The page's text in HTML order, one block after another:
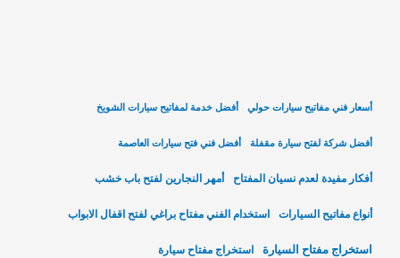
أسعار فني مفاتيح سيارات حولي أفضل خدمة لمفاتيح سيارات الشويخ
أفضل شركة لفتح سيارة مقفلة أفضل فني فتح سيارات العاصمة
أفكار مفيدة لعدم نسيان المفتاح أمهر النجارين لفتح باب خشب
أنواع مفاتيح السيارات استخدام الفني مفتاح براغي لفتح اقفال الابواب
استخراج مفتاح السيارة استخراج مفتاح سيارة